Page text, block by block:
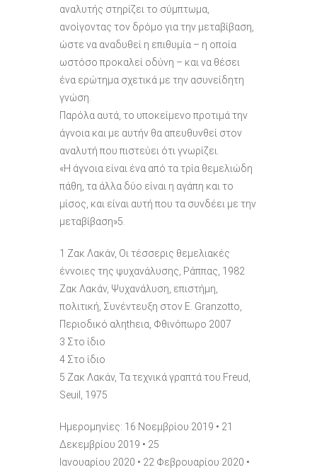
αναλυτής στηρίζει το σύμπτωμα,
ανοίγοντας τον δρόμο για την μεταβίβαση,
ώστε να αναδυθεί η επιθυμία – η οποία
ωστόσο προκαλεί οδύνη – και να θέσει
ένα ερώτημα σχετικά με την ασυνείδητη
γνώση.
Παρόλα αυτά, το υποκείμενο προτιμά την
άγνοια και με αυτήν θα απευθυνθεί στον
αναλυτή που πιστεύει ότι γνωρίζει.
«Η άγνοια είναι ένα από τα τρία θεμελιώδη
πάθη, τα άλλα δύο είναι η αγάπη και το
μίσος, και είναι αυτή που τα συνδέει με την
μεταβίβαση»5.
1 Ζακ Λακάν, Οι τέσσερις θεμελιακές
έννοιες της ψυχανάλυσης, Ράππας, 1982
Ζακ Λακάν, Ψυχανάλυση, επιστήμη,
πολιτική, Συνέντευξη στον E. Granzotto,
Περιοδικό αληthεια, Φθινόπωρο 2007
3 Στο ίδιο
4 Στο ίδιο
5 Ζακ Λακάν, Τα τεχνικά γραπτά του Freud,
Seuil, 1975
Ημερομηνίες: 16 Νοεμβρίου 2019 • 21
Δεκεμβρίου 2019 • 25
Ιανουαρίου 2020 • 22 Φεβρουαρίου 2020 •